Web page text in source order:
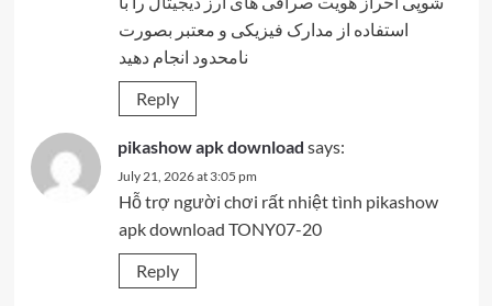
استفاده از مدارک فیزیکی و معتبر بصورت
نامحدود انجام دهید
Reply
pikashow apk download says:
July 21, 2026 at 3:05 pm
Hỗ trợ người chơi rất nhiệt tình pikashow
apk download TONY07-20
Reply